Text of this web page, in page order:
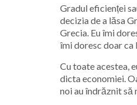
Gradul eficienței
decizia de a lăsa
Grecia. Eu îmi
îmi doresc doar
Cu toate acestea,
dicta economiei.
noi au îndrăznit să